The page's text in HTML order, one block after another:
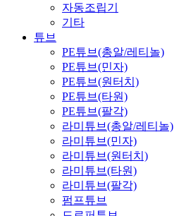
자동조립기
기타
튜브
PE튜브(총알/레티놀)
PE튜브(민자)
PE튜브(원터치)
PE튜브(타원)
PE튜브(팔각)
라미튜브(총알/레티놀)
라미튜브(민자)
라미튜브(원터치)
라미튜브(타원)
라미튜브(팔각)
펌프튜브